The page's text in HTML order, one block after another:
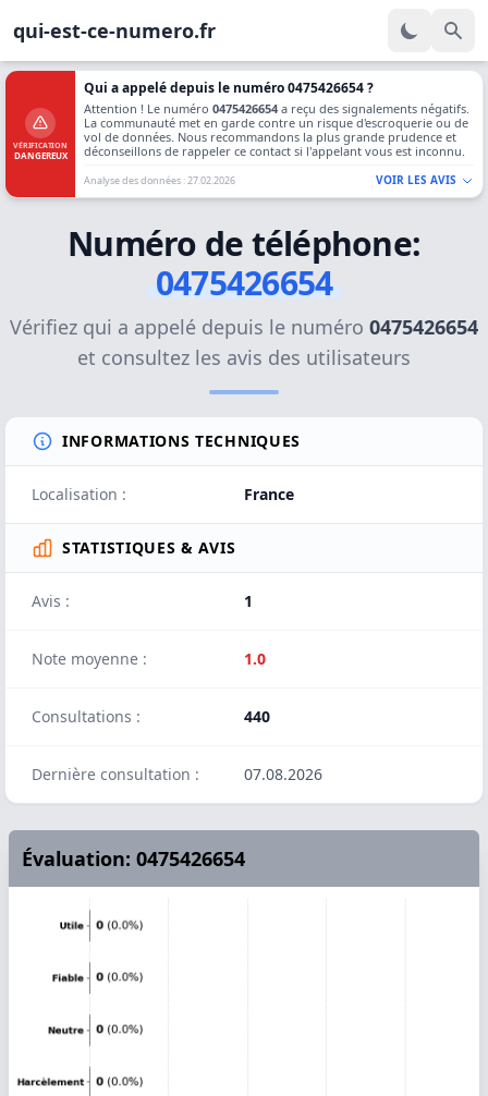
qui-est-ce-numero.fr
VÉRIFICATION
DANGEREUX
Qui a appelé depuis le numéro 0475426654 ?
Attention ! Le numéro 0475426654 a reçu des signalements négatifs.
La communauté met en garde contre un risque d'escroquerie ou de
vol de données. Nous recommandons la plus grande prudence et
déconseillons de rappeler ce contact si l'appelant vous est inconnu.
Analyse des données : 27.02.2026 VOIR LES AVIS
Numéro de téléphone:
0475426654
Vérifiez qui a appelé depuis le numéro 0475426654
et consultez les avis des utilisateurs
INFORMATIONS TECHNIQUES
Localisation : France
STATISTIQUES & AVIS
Avis : 1
Note moyenne : 1.0
Consultations : 440
Dernière consultation : 07.08.2026
Évaluation: 0475426654